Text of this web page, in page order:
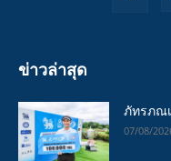
ข่าวล่าสุด
ภัทรภณ
07/08/